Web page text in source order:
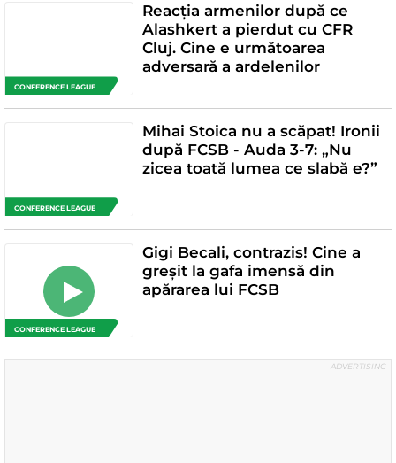
CONFERENCE LEAGUE
Reacția armenilor după ce
Alashkert a pierdut cu CFR
Cluj. Cine e următoarea
adversară a ardelenilor
CONFERENCE LEAGUE
Mihai Stoica nu a scăpat! Ironii
după FCSB - Auda 3-7: „Nu
zicea toată lumea ce slabă e?”
CONFERENCE LEAGUE
Gigi Becali, contrazis! Cine a
greșit la gafa imensă din
apărarea lui FCSB